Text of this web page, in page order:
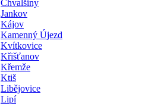
Chvalšiny
Jankov
Kájov
Kamenný Újezd
Kvítkovice
Křišťanov
Křemže
Ktiš
Libějovice
Lipí